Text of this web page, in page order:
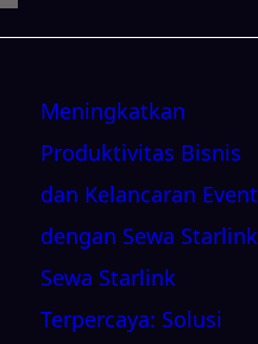
Meningkatkan
Produktivitas Bisnis
dan Kelancaran Event
dengan Sewa Starlink
Sewa Starlink
Terpercaya: Solusi